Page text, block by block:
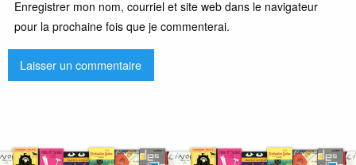
Enregistrer mon nom, courriel et site web dans le navigateur
pour la prochaine fois que je commenterai.